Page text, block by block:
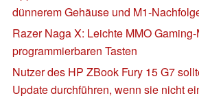
dünnerem Gehäuse und M1-
Razer Naga X: Leichte MMO
programmierbaren Tasten
Nutzer des HP ZBook Fury 15 G7
Update durchführen, wenn sie nicht